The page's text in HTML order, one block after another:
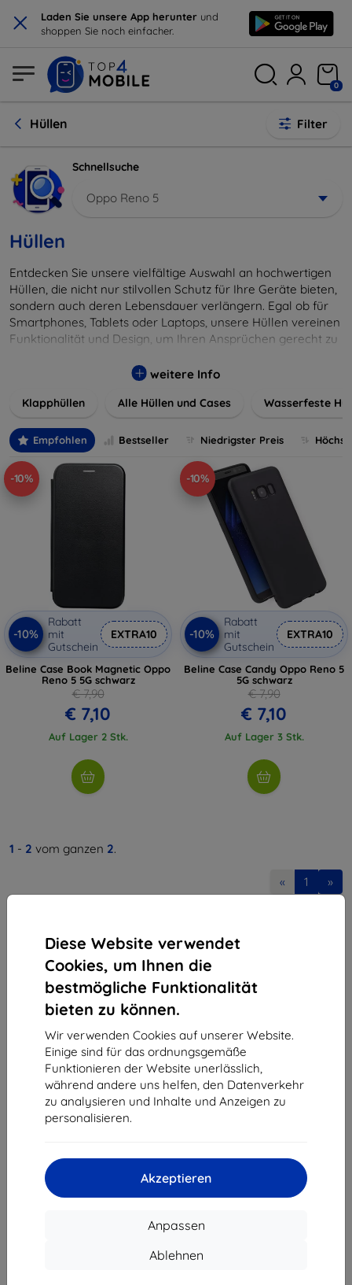
× Laden Sie unsere App herunter und
shoppen Sie noch einfacher.
Diese Website verwendet
Cookies, um Ihnen die
bestmögliche Funktionalität
bieten zu können.
Wir verwenden Cookies auf unserer Website.
Einige sind für das ordnungsgemäße
Funktionieren der Website unerlässlich,
während andere uns helfen, den Datenverkehr
zu analysieren und Inhalte und Anzeigen zu
personalisieren.
Akzeptieren
Anpassen
Ablehnen
0
Hüllen Filter
Schnellsuche
Oppo Reno 5
Hüllen
Entdecken Sie unsere vielfältige Auswahl an hochwertigen
Hüllen, die nicht nur stilvollen Schutz für Ihre Geräte bieten,
sondern auch deren Lebensdauer verlängern. Egal ob für
Smartphones, Tablets oder Laptops, unsere Hüllen vereinen
Funktionalität und Design, um Ihren Ansprüchen gerecht zu
Farben, um Ihren persönlichen Stil perfekt zu
weitere Info
Klapphüllen Alle Hüllen und Cases Wasserfeste
Empfohlen Bestseller Niedrigster Preis
-10%
-10%
Rabatt
mit
Gutschein
EXTRA10
Beline Case Book Magnetic Oppo
Reno 5 5G schwarz
€ 7,90
€ 7,10
Auf Lager 2 Stk.
-10%
-10%
Rabatt
mit
Gutschein
EXTRA10
Beline Case Candy Oppo Reno 5
5G schwarz
€ 7,90
€ 7,10
Auf Lager 3 Stk.
1 - 2 vom ganzen 2.
« 1 »
Shield-Sk s.r.o.
Ulica Rudolfa Mocka 3750/2A
841 04 Bratislava
Unternehmens-ID:46701494
USt-IdNr.:SK2023549671
info@top4mobile.eu